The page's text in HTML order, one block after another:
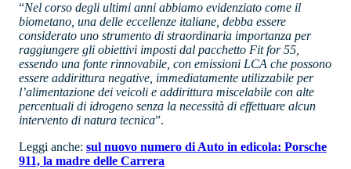
“Nel corso degli ultimi anni abbiamo evidenziato come il
biometano, una delle eccellenze italiane, debba essere
considerato uno strumento di straordinaria importanza per
raggiungere gli obiettivi imposti dal pacchetto Fit for 55,
essendo una fonte rinnovabile, con emissioni LCA che possono
essere addirittura negative, immediatamente utilizzabile per
l’alimentazione dei veicoli e addirittura miscelabile con alte
percentuali di idrogeno senza la necessità di effettuare alcun
intervento di natura tecnica”.
Leggi anche: sul nuovo numero di Auto in edicola: Porsche
911, la madre delle Carrera